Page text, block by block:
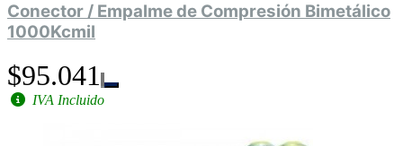
Conector / Empalme de Compresión Bimetálico
1000Kcmil
$95.041
IVA Incluido